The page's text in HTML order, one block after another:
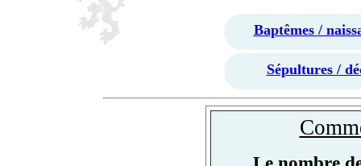
Baptêmes /
Sépultures /